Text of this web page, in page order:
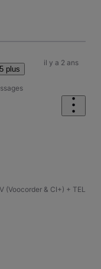
plus
il y a 2 ans
(Voocorder & CI+) + TEL